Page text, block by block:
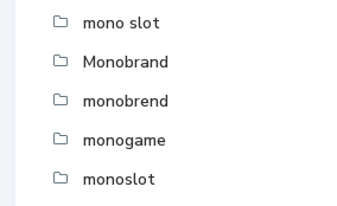
mono slot
Monobrand
monobrend
monogame
monoslot